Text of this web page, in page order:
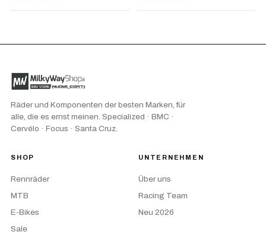
Räder und Komponenten der besten Marken, für
alle, die es ernst meinen. Specialized · BMC ·
Cervélo · Focus · Santa Cruz.
SHOP
Rennräder
MTB
E-Bikes
Sale
UNTERNEHMEN
Über uns
Racing Team
Neu 2026